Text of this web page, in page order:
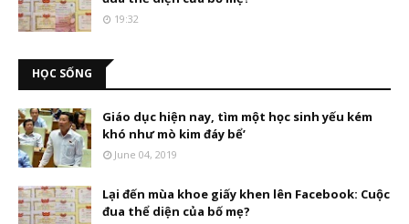
19:32
HỌC SỐNG
Giáo dục hiện nay, tìm một học sinh yếu kém
khó như mò kim đáy bể’
June 04, 2019
Lại đến mùa khoe giấy khen lên Facebook: Cuộc
đua thể diện của bố mẹ?